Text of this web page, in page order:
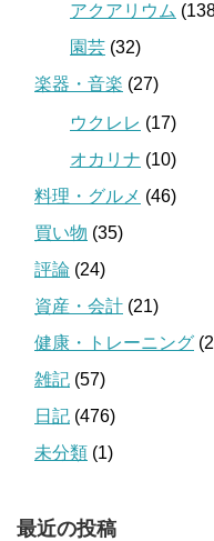
アクアリウム
園芸 (32)
楽器・音楽 (27)
ウクレレ (17)
オカリナ (10)
料理・グルメ (46)
買い物 (35)
評論 (24)
資産・会計 (21)
健康・トレーニング
雑記 (57)
日記 (476)
未分類 (1)
最近の投稿